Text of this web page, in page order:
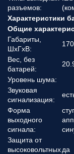
разъемов:
Характеристики
Общие
Габариты,
ШхГхВ:
Вес, без
батарей:
Уровень шума:
Звуковая
сигнализация:
Форма
выходного
сигнала:
Защита от
высоковольтныхда